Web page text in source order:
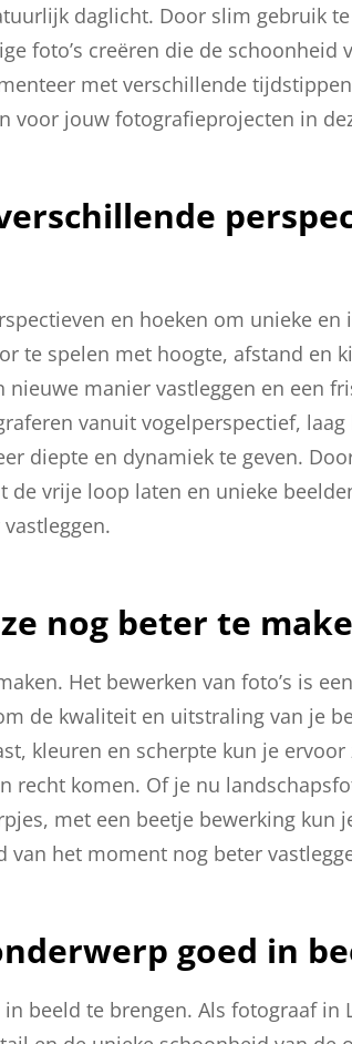
daglicht. Door slim gebruik
foto’s creëren die de schoonheid
met verschillende
voor jouw fotografieprojecten in
en hoeken om unieke en
te spelen met hoogte, afstand en
manier vastleggen en een
vanuit vogelperspectief,
diepte en dynamiek te geven.
vrije loop laten en unieke
nog beter te
Het bewerken van foto’s is
de kwaliteit en uitstraling van je
kleuren en scherpte kun je ervoor
recht komen. Of je nu
met een beetje bewerking kun
het moment nog beter
goed in
beeld te brengen. Als fotograaf in